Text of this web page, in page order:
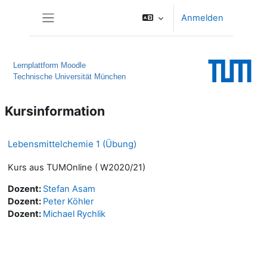
Anmelden
Lernplattform Moodle
Technische Universität München
Kursinformation
Lebensmittelchemie 1 (Übung)
Kurs aus TUMOnline ( W2020/21)
Dozent: Stefan Asam
Dozent: Peter Köhler
Dozent: Michael Rychlik